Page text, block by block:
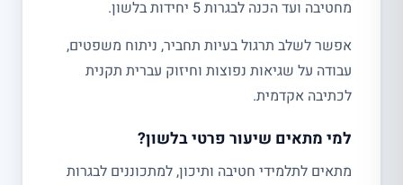
מחטיבה ועד הכנה לבגרות 5 יחידות בלשון.
אפשר לשלב תרגול בעיות תחביר, ניתוח משפטים,
עבודה על שגיאות נפוצות וחיזוק עברית תקנית
לכתיבה אקדמית.
למי מתאים שיעור פרטי בלשון?
מתאים לתלמידי חטיבה ותיכון, למתכוננים לבגרות